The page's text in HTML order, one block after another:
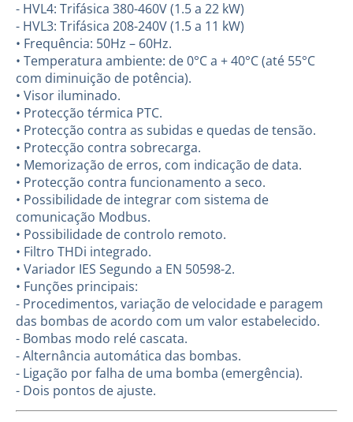
- HVL4: Trifásica 380-460V (1.5 a 22 kW)
- HVL3: Trifásica 208-240V (1.5 a 11 kW)
• Frequência: 50Hz – 60Hz.
• Temperatura ambiente: de 0°C a + 40°C (até 55°C
com diminuição de potência).
• Visor iluminado.
• Protecção térmica PTC.
• Protecção contra as subidas e quedas de tensão.
• Protecção contra sobrecarga.
• Memorização de erros, com indicação de data.
• Protecção contra funcionamento a seco.
• Possibilidade de integrar com sistema de
comunicação Modbus.
• Possibilidade de controlo remoto.
• Filtro THDi integrado.
• Variador IES Segundo a EN 50598-2.
• Funções principais:
- Procedimentos, variação de velocidade e paragem
das bombas de acordo com um valor estabelecido.
- Bombas modo relé cascata.
- Alternância automática das bombas.
- Ligação por falha de uma bomba (emergência).
- Dois pontos de ajuste.